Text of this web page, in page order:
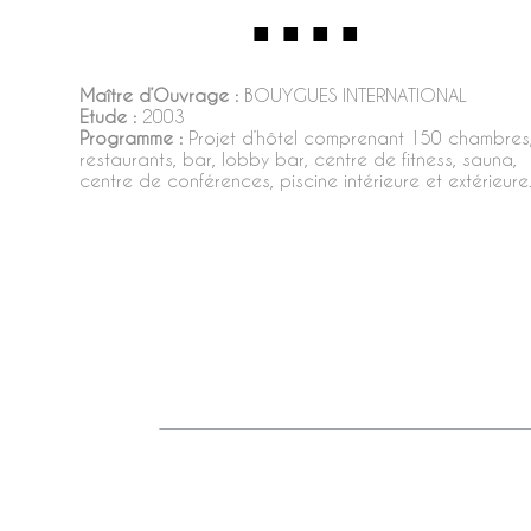
Maître d’Ouvrage : BOUYGUES INTERNATIONAL
Etude : 2003
Programme : Projet d’hôtel comprenant 150
restaurants, bar, lobby bar, centre de fitness, sauna,
centre de conférences, piscine intérieure et